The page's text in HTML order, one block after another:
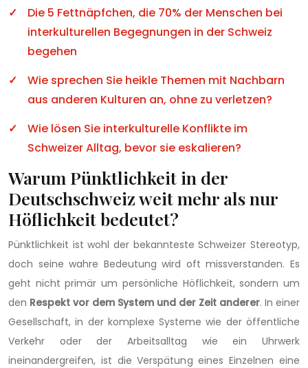
Die 5 Fettnäpfchen, die 70% der Menschen bei
interkulturellen Begegnungen in der Schweiz
begehen
Wie sprechen Sie heikle Themen mit Nachbarn
aus anderen Kulturen an, ohne zu verletzen?
Wie lösen Sie interkulturelle Konflikte im
Schweizer Alltag, bevor sie eskalieren?
Warum Pünktlichkeit in der
Deutschschweiz weit mehr als nur
Höflichkeit bedeutet?
Pünktlichkeit ist wohl der bekannteste Schweizer Stereotyp,
doch seine wahre Bedeutung wird oft missverstanden. Es
geht nicht primär um persönliche Höflichkeit, sondern um
den Respekt vor dem System und der Zeit anderer. In einer
Gesellschaft, in der komplexe Systeme wie der öffentliche
Verkehr oder der Arbeitsalltag wie ein Uhrwerk
ineinandergreifen, ist die Verspätung eines Einzelnen eine